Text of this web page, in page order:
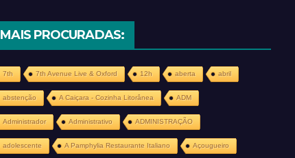
MAIS PROCURADAS:
7th 7th Avenue Live & Oxford 12h aberta abril
abstenção A Caiçara - Cozinha Litorânea ADM
Administrador Administrativo ADMINISTRAÇÃO
adolescente A Pamphylia Restaurante Italiano Açougueiro